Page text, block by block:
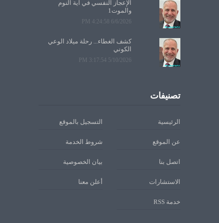
الإعجاز النفسي في آية النوم
والموت1
6/6/2026 4:24:58 PM
كشف الغطاء... رحلة ميلاد الوعي
الكوني
5/10/2026 3:17:54 PM
تصنيفات
الرئيسية التسجيل بالموقع
عن الموقع شروط الخدمة
اتصل بنا بيان الخصوصية
الاستشارات أعلن معنا
خدمة RSS